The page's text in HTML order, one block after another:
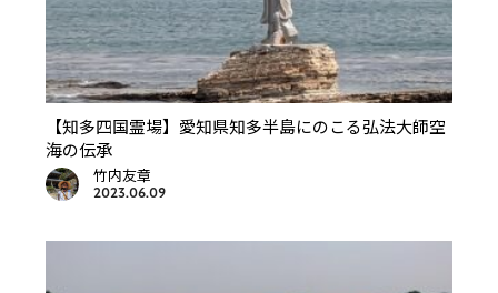
【知多四国霊場】愛知県知多半島にのこる弘法大師空
海の伝承
竹内友章
2023.06.09